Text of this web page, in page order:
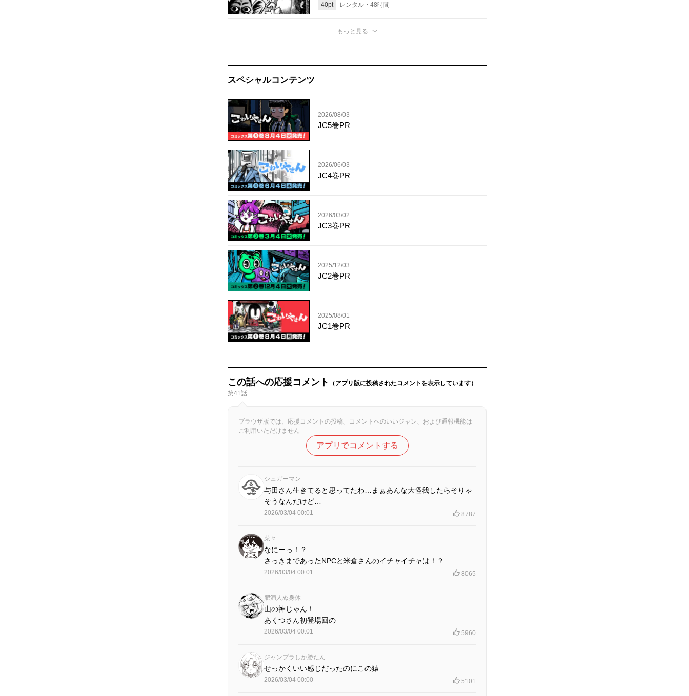
40pt レンタル・ 48時間
もっと見る
スペシャルコンテンツ
2026/08/03
JC5巻PR
2026/06/03
JC4巻PR
2026/03/02
JC3巻PR
2025/12/03
JC2巻PR
2025/08/01
JC1巻PR
この話への応援コメント
（アプリ版に投稿されたコメントを表示しています）
第41話
ブラウザ版では、応援コメントの投稿、コメントへのいいジャン、および通報機能は
ご利用いただけません
アプリでコメントする
シュガーマン
与田さん生きてると思ってたわ…まぁあんな大怪我したらそりゃ
そうなんだけど…
2026/03/04 00:01 8787
菜々
なにーっ！？
さっきまであったNPCと米倉さんのイチャイチャは！？
2026/03/04 00:01 8065
肥満人ぬ身体
山の神じゃん！
あくつさん初登場回の
2026/03/04 00:01 5960
ジャンプラしか勝たん
せっかくいい感じだったのにこの猿
2026/03/04 00:00 5101